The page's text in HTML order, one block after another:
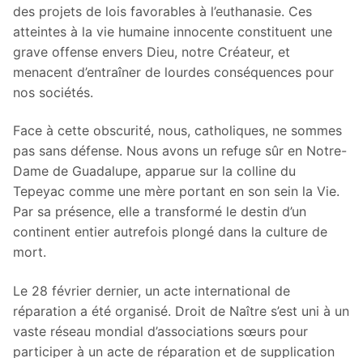
des projets de lois favorables à l’euthanasie. Ces
atteintes à la vie humaine innocente constituent une
grave offense envers Dieu, notre Créateur, et
menacent d’entraîner de lourdes conséquences pour
nos sociétés.
Face à cette obscurité, nous, catholiques, ne sommes
pas sans défense. Nous avons un refuge sûr en Notre-
Dame de Guadalupe, apparue sur la colline du
Tepeyac comme une mère portant en son sein la Vie.
Par sa présence, elle a transformé le destin d’un
continent entier autrefois plongé dans la culture de
mort.
Le 28 février dernier, un acte international de
réparation a été organisé. Droit de Naître s’est uni à un
vaste réseau mondial d’associations sœurs pour
participer à un acte de réparation et de supplication